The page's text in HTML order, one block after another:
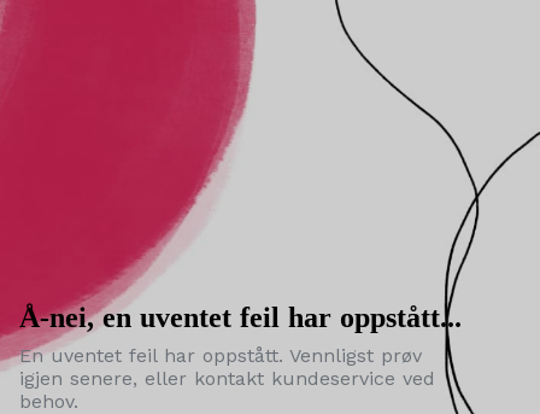
Å-nei, en uventet feil har oppstått...
En uventet feil har oppstått. Vennligst prøv
igjen senere, eller kontakt kundeservice ved
behov.